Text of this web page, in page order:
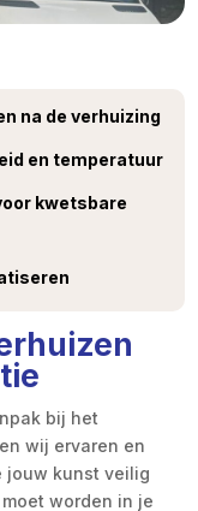
na de verhuizing
en temperatuur
kwetsbare
bij het
wij ervaren en
jouw kunst veilig
worden in je